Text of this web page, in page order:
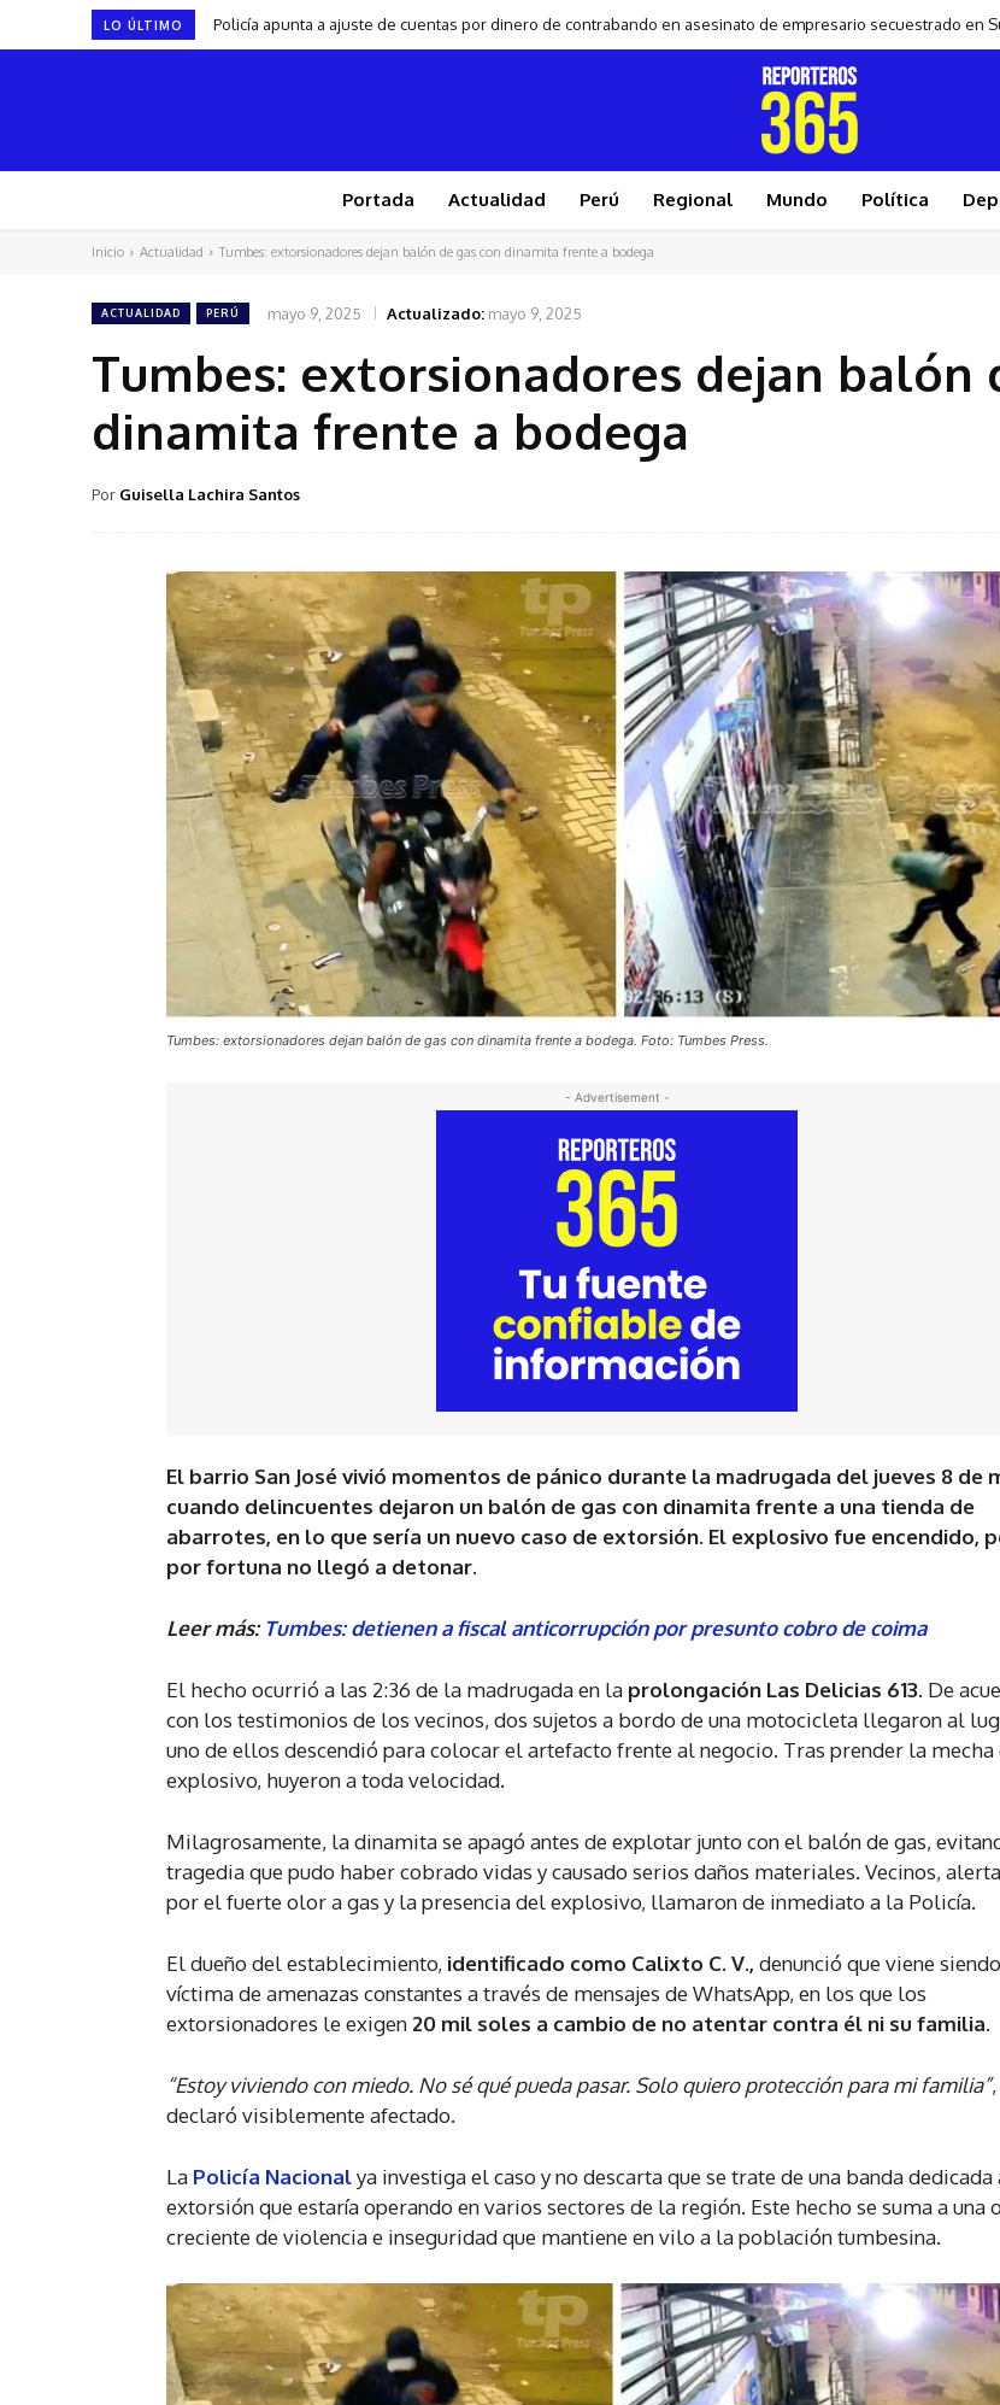
LO ÚLTIMO Policía apunta a ajuste de cuentas por dinero de contrabando en asesinato de empresario secuestrado en
Ministro de Economía Elmer Cuba anuncia que los feriados en Perú se trasladarán a los viernes
Portada Actualidad Perú Regional Mundo Política
Inicio Actualidad Tumbes: extorsionadores dejan balón de gas con dinamita frente a bodega
ACTUALIDAD PERÚ mayo 9, 2025 Actualizado: mayo 9, 2025
Tumbes: extorsionadores dejan balón
dinamita frente a bodega
Por Guisella Lachira Santos
Tumbes: extorsionadores dejan balón de gas con dinamita frente a bodega. Foto: Tumbes Press.
- Advertisement -
El barrio San José vivió momentos de pánico durante la madrugada del jueves 8 de
cuando delincuentes dejaron un balón de gas con dinamita frente a una tienda de
abarrotes, en lo que sería un nuevo caso de extorsión. El explosivo fue encendido,
por fortuna no llegó a detonar.
Leer más:Tumbes: detienen a fiscal anticorrupción por presunto cobro de coima
El hecho ocurrió a las 2:36 de la madrugada en la prolongación Las Delicias 613. De
con los testimonios de los vecinos, dos sujetos a bordo de una motocicleta llegaron al
uno de ellos descendió para colocar el artefacto frente al negocio. Tras prender la mecha
explosivo, huyeron a toda velocidad.
Milagrosamente, la dinamita se apagó antes de explotar junto con el balón de gas,
tragedia que pudo haber cobrado vidas y causado serios daños materiales. Vecinos,
por el fuerte olor a gas y la presencia del explosivo, llamaron de inmediato a la Policía.
El dueño del establecimiento, identificado como Calixto C. V., denunció que viene siendo
víctima de amenazas constantes a través de mensajes de WhatsApp, en los que los
extorsionadores le exigen 20 mil soles a cambio de no atentar contra él ni su familia.
“Estoy viviendo con miedo. No sé qué pueda pasar. Solo quiero protección para mi familia”,
declaró visiblemente afectado.
La Policía Nacionalya investiga el caso y no descarta que se trate de una banda dedicada
extorsión que estaría operando en varios sectores de la región. Este hecho se suma a una
creciente de violencia e inseguridad que mantiene en vilo a la población tumbesina.